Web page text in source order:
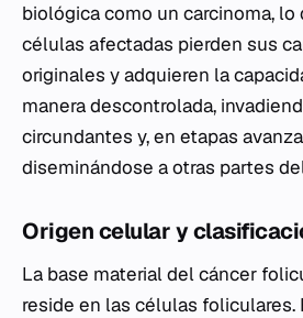
biológica como un carcinoma,
células afectadas pierden sus
originales y adquieren la
manera descontrolada,
circundantes y, en etapas
diseminándose a otras partes
Origen celular y
La base material del cáncer
reside en las células foliculares.